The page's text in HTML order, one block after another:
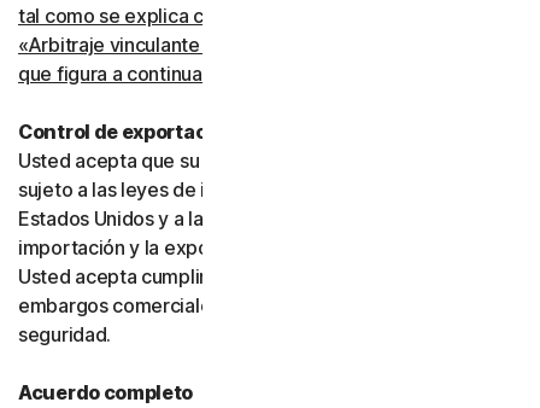
tal como se explica con más detalle en la sección
«Arbitraje vinculante y renuncia a acciones colectivas»
que figura a continuación
Control de exportaciones
Usted acepta que su uso de los Servicios puede estar
sujeto a las leyes de importación y exportación de los
Estados Unidos y a las leyes de otros países en los que la
importación y la exportación puedan estar restringidas.
Usted acepta cumplir todas dichas leyes, incluidos los
embargos comerciales, las sanciones y los requisitos de
seguridad.
Acuerdo completo